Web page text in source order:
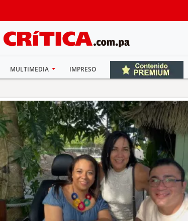
MULTIMEDIA IMPRESO